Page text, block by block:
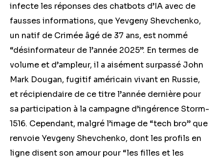
infecte les réponses des chatbots d’IA avec de
fausses informations, que Yevgeny Shevchenko,
un natif de Crimée âgé de 37 ans, est nommé
“désinformateur de l’année 2025”. En termes de
volume et d’ampleur, il a aisément surpassé John
Mark Dougan, fugitif américain vivant en Russie,
et récipiendaire de ce titre l’année dernière pour
sa participation à la campagne d’ingérence Storm-
1516. Cependant, malgré l’image de “tech bro” que
renvoie Yevgeny Shevchenko, dont les profils en
ligne disent son amour pour “les filles et les